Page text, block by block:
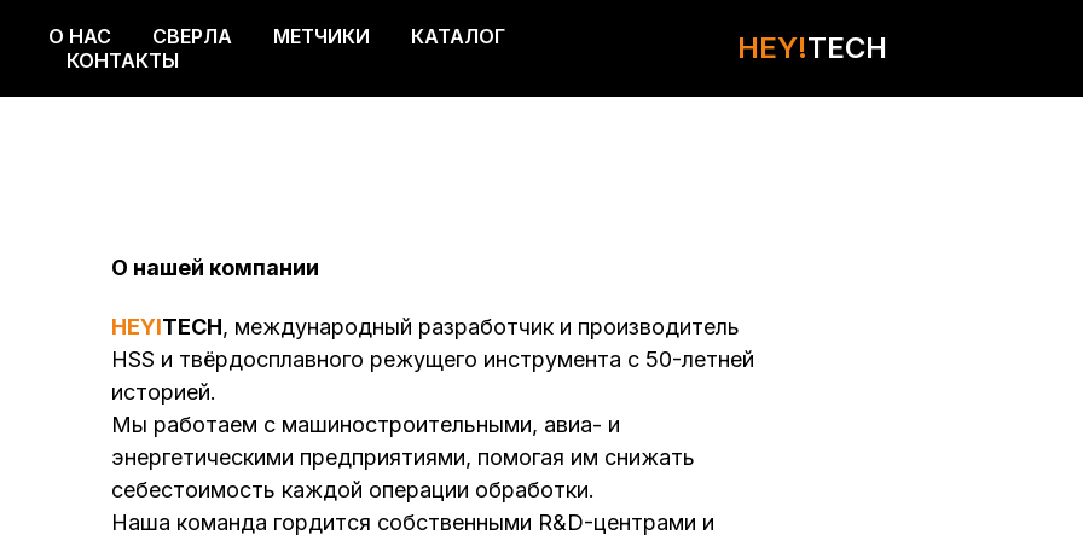
HEY!TECH
О НАС СВЕРЛА МЕТЧИКИ КАТАЛОГ
О нашей компании
HEYITECH, международный разработчик и производитель
HSS и твёрдосплавного режущего инструмента с 50-летней
историей.
Мы работаем с машиностроительными, авиа- и
энергетическими предприятиями, помогая им снижать
себестоимость каждой операции обработки.
Наша команда гордится собственными R&D-центрами и
HEY!TECH
О НАС СВЕРЛА МЕТЧИКИ
КАТАЛОГ
КОНТАКТЫ